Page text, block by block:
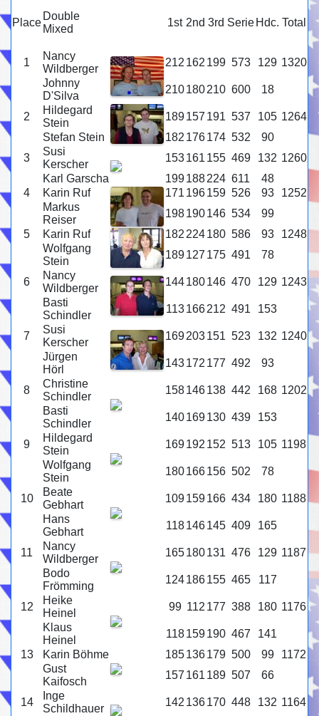
Place
Double
Mixed
1st 2nd 3rd Serie Hdc. Total
1
Nancy
Wildberger
212 162 199 573 129 1320
Johnny
D'Silva
210180210 600 18
2
Hildegard
Stein
189157 191 537 105 1264
Stefan Stein
182 176174 532
90
3
Susi
Kerscher
153161155 469 132 1260
Karl Garscha
199188224 611
48
4
Karin Ruf 171196159 526 93
1252
Markus
Reiser
198190146 534
99
5
Karin Ruf 182224180 586 93
1248
Wolfgang
Stein
189127 175 491 78
6
Nancy
Wildberger
144180146 470 129 1243
Basti
Schindler
113 166212 491 153
7
Susi
Kerscher
169203151 523 132 1240
Jürgen
Hörl
143172 177 492 93
8
Christine
Schindler
158146138 442 168 1202
Basti
Schindler
140169130 439 153
9
Hildegard
Stein
169192 152 513 105 1198
Wolfgang
Stein
180166156 502 78
10
Beate
Gebhart
109159166 434 180 1188
Hans
Gebhart
118 146145 409 165
11
Nancy
Wildberger
165180131 476 129 1187
Bodo
Frömming
124186155 465 117
12
Heike
Heinel
99 112 177 388 180 1176
Klaus
Heinel
118 159190 467
141
13
Karin Böhme 185136179 500 99
1172
Gust
Kaifosch
157 161189 507 66
14
Inge
Schildhauer
142 136170 448 132 1164